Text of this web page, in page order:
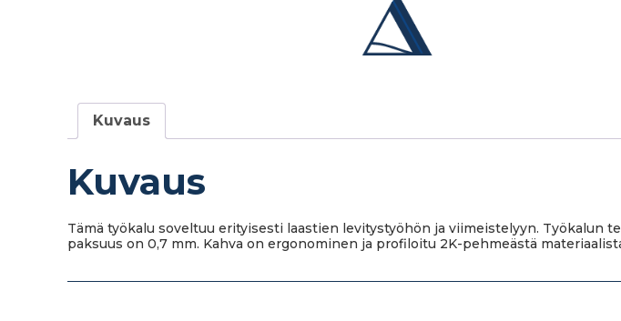
Kuvaus
Kuvaus
Tämä työkalu soveltuu erityisesti laastien levitystyöhön ja viimeistelyyn. Työkalun
paksuus on 0,7 mm. Kahva on ergonominen ja profiloitu 2K-pehmeästä